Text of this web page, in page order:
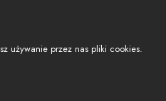
używanie przez nas pliki cookies.